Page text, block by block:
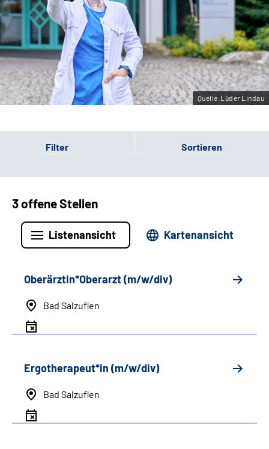
Suche
Leichte Sprache
Gebärdensprache
Quelle:Lüder Lindau
Filter Sortieren
3 offene Stellen
Listenansicht Kartenansicht
Oberärztin*Oberarzt (m/w/div)
Bad Salzuflen
Ergotherapeut*in (m/w/div)
Bad Salzuflen